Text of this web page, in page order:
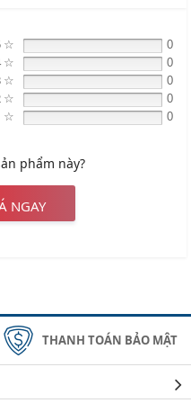
về cung cấp phụ tùng,
Trưng- Hà Nội
☆ 0
☆ 0
☆ 0
☆ 0
☆ 0
phẩm này?
NGAY
THANH TOÁN BẢO MẬT